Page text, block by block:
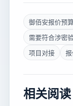
御佰安报价预
需要符合涉密
项目对接
相关阅读